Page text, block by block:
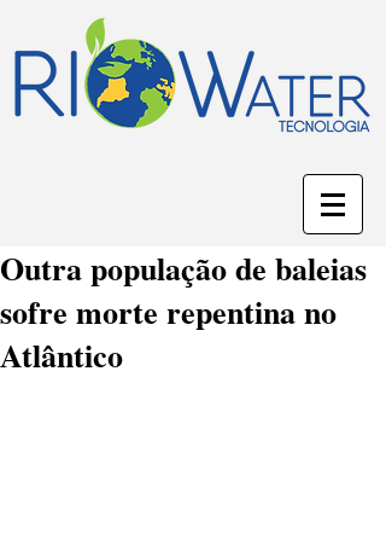
Outra população de baleias
sofre morte repentina no
Atlântico